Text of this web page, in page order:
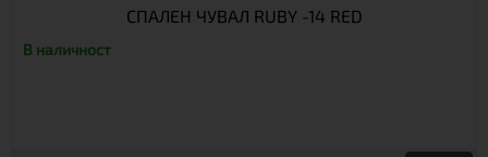
СПАЛЕН ЧУВАЛ RUBY -14 RED
В наличност